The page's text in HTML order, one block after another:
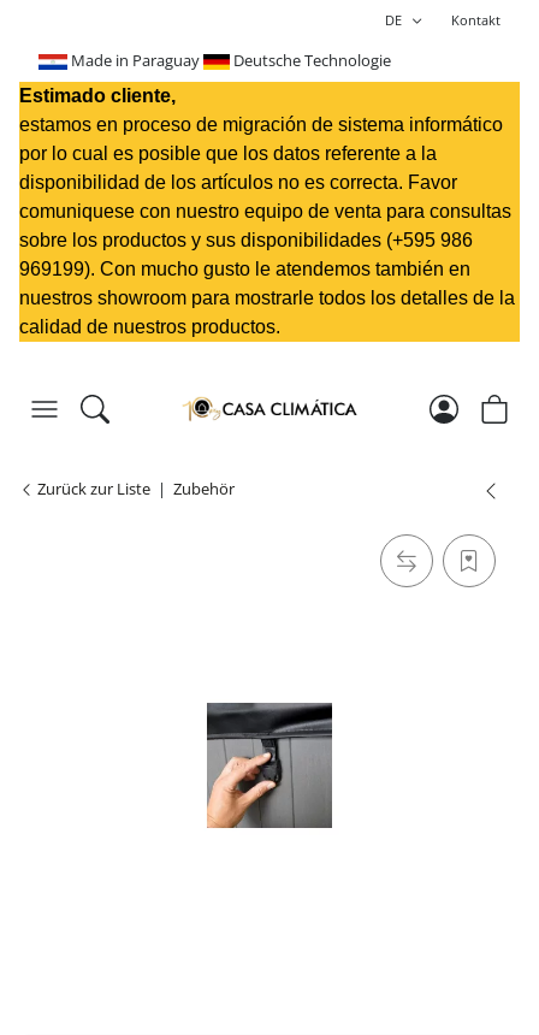
DE Kontakt
Made in Paraguay Deutsche Technologie
Estimado cliente,
estamos en proceso de migración de sistema informático
por lo cual es posible que los datos referente a la
disponibilidad de los artículos no es correcta. Favor
comuniquese con nuestro equipo de venta para consultas
sobre los productos y sus disponibilidades (+595 986
969199). Con mucho gusto le atendemos también en
nuestros showroom para mostrarle todos los detalles de la
calidad de nuestros productos.
Zurück zur Liste Zubehör